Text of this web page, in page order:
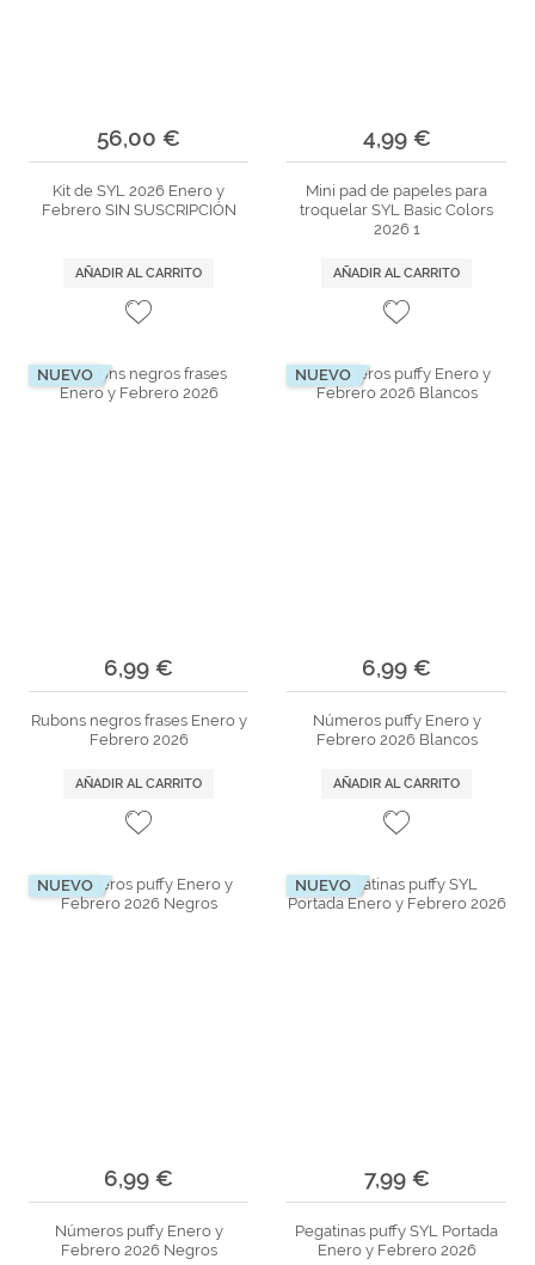
56,00 €
Kit de SYL 2026 Enero y
Febrero SIN SUSCRIPCIÓN
AÑADIR AL CARRITO
4,99 €
Mini pad de papeles para
troquelar SYL Basic Colors
2026 1
AÑADIR AL CARRITO
NUEVO
6,99 €
Rubons negros frases Enero y
Febrero 2026
AÑADIR AL CARRITO
NUEVO
6,99 €
Números puffy Enero y
Febrero 2026 Blancos
AÑADIR AL CARRITO
NUEVO
6,99 €
Números puffy Enero y
Febrero 2026 Negros
NUEVO
7,99 €
Pegatinas puffy SYL Portada
Enero y Febrero 2026